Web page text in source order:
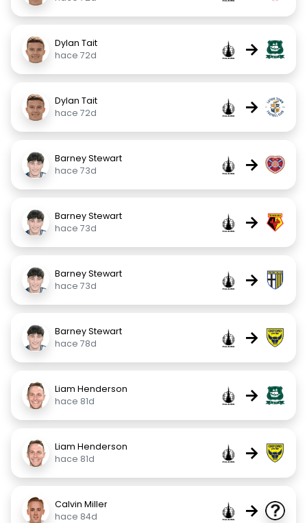
Dylan Tait
hace 72d
→
Dylan Tait
hace 72d
→
Barney Stewart
hace 73d
→
Barney Stewart
hace 73d
→
Barney Stewart
hace 73d
→
Barney Stewart
hace 78d
→
Liam Henderson
hace 81d
→
Liam Henderson
hace 81d
→
Calvin Miller
hace 84d
→